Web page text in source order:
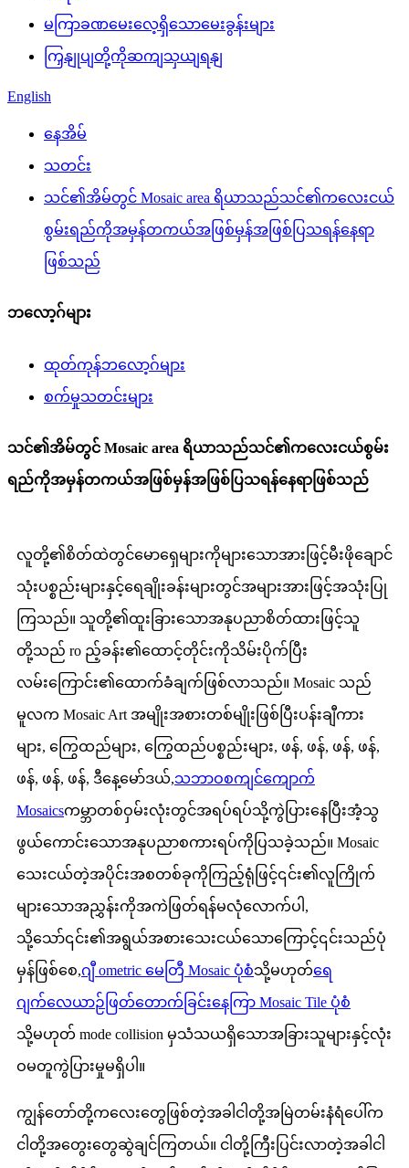
မကြာခဏမေးလေ့ရှိသောမေးခွန်းများ
ကြှနျုပျတို့ကိုဆကျသှယျရနျ
English
နေအိမ်
သတင်း
သင်၏အိမ်တွင် Mosaic area ရိယာသည်သင်၏ကလေးငယ်
စွမ်းရည်ကိုအမှန်တကယ်အဖြစ်မှန်အဖြစ်ပြသရန်နေရာ
ဖြစ်သည်
ဘလော့ဂ်များ
ထုတ်ကုန်ဘလော့ဂ်များ
စက်မှုသတင်းများ
သင်၏အိမ်တွင် Mosaic area ရိယာသည်သင်၏ကလေးငယ်စွမ်း
ရည်ကိုအမှန်တကယ်အဖြစ်မှန်အဖြစ်ပြသရန်နေရာဖြစ်သည်
လူတို့၏စိတ်ထဲတွင်မောရှေများကိုများသောအားဖြင့်မီးဖိုချောင်
သုံးပစ္စည်းများနှင့်ရေချိုးခန်းများတွင်အများအားဖြင့်အသုံးပြု
ကြသည်။ သူတို့၏ထူးခြားသောအနုပညာစိတ်ထားဖြင့်သူ
တို့သည် ro ည့်ခန်း၏ထောင့်တိုင်းကိုသိမ်းပိုက်ပြီး
လမ်းကြောင်း၏ထောက်ခံချက်ဖြစ်လာသည်။ Mosaic သည်
မူလက Mosaic Art အမျိုးအစားတစ်မျိုးဖြစ်ပြီးပန်းချီကား
များ, ကြွေထည်များ, ကြွေထည်ပစ္စည်းများ, ဖန်, ဖန်, ဖန်, ဖန်,
ဖန်, ဖန်, ဖန်, ဒီနေ့မော်ဒယ်,သဘာဝစကျင်ကျောက်
Mosaicsကမ္ဘာတစ်ဝှမ်းလုံးတွင်အရပ်ရပ်သို့ကွဲပြားနေပြီးအံ့သွ
ဖွယ်ကောင်းသောအနုပညာစကားရပ်ကိုပြသခဲ့သည်။ Mosaic
သေးငယ်တဲ့အပိုင်းအစတစ်ခုကိုကြည့်ရုံဖြင့်၎င်း၏လူကြိုက်
များသောအညွှန်းကိုအကဲဖြတ်ရန်မလုံလောက်ပါ,
သို့သော်၎င်း၏အရွယ်အစားသေးငယ်သောကြောင့်၎င်းသည်ပုံ
မှန်ဖြစ်စေ,ဂျီ ometric မေတြီ Mosaic ပုံစံသို့မဟုတ်ရေ
ဂျက်လေယာဉ်ဖြတ်တောက်ခြင်းနေကြာ Mosaic Tile ပုံစံ
သို့မဟုတ် mode collision မှသံသယရှိသောအခြားသူများနှင့်လုံး
ဝမတူကွဲပြားမှုမရှိပါ။
ကျွန်တော်တို့ကလေးတွေဖြစ်တဲ့အခါငါတို့အမြဲတမ်းနံရံပေါ်က
ငါတို့အတွေးတွေဆွဲချင်ကြတယ်။ ငါတို့ကြီးပြင်းလာတဲ့အခါငါ